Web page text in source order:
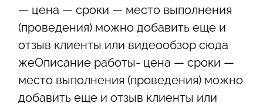
— цена — сроки — место выполнения
(проведения) можно добавить еще и
отзыв клиенты или видеообзор сюда
жеОписание работы- цена — сроки —
место выполнения (проведения) можно
добавить еще и отзыв клиенты или